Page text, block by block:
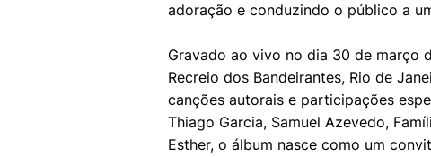
adoração e conduzindo o público a
Gravado ao vivo no dia 30 de março
Recreio dos Bandeirantes, Rio de
canções autorais e participações
Thiago Garcia, Samuel Azevedo,
Esther, o álbum nasce como um